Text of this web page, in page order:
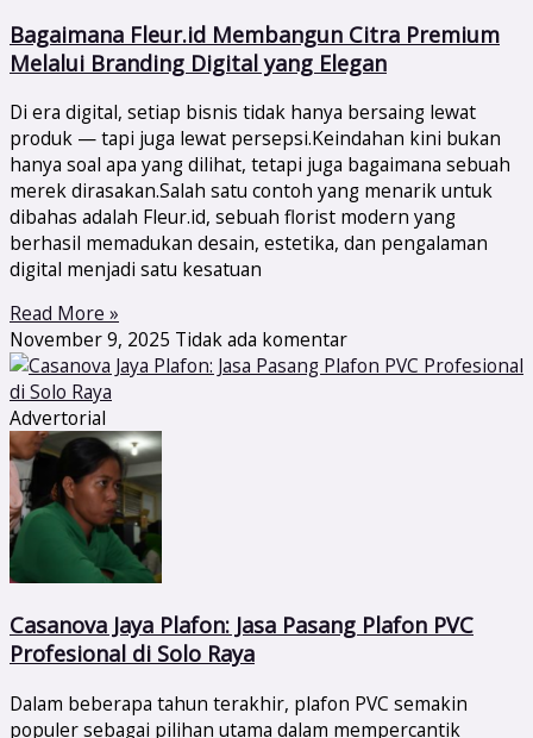
Bagaimana Fleur.id Membangun Citra Premium
Melalui Branding Digital yang Elegan
Di era digital, setiap bisnis tidak hanya bersaing lewat
produk — tapi juga lewat persepsi.Keindahan kini bukan
hanya soal apa yang dilihat, tetapi juga bagaimana sebuah
merek dirasakan.Salah satu contoh yang menarik untuk
dibahas adalah Fleur.id, sebuah florist modern yang
berhasil memadukan desain, estetika, dan pengalaman
digital menjadi satu kesatuan
Read More »
November 9, 2025 Tidak ada komentar
Advertorial
Casanova Jaya Plafon: Jasa Pasang Plafon PVC
Profesional di Solo Raya
Dalam beberapa tahun terakhir, plafon PVC semakin
populer sebagai pilihan utama dalam mempercantik